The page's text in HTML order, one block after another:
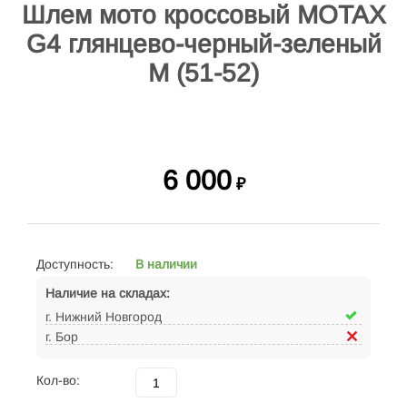
Шлем мото кроссовый MOTAX
G4 глянцево-черный-зеленый
M (51-52)
6 000 ₽
Доступность:
В наличии
Наличие на складах:
г. Нижний Новгород
г. Бор
Кол-во: